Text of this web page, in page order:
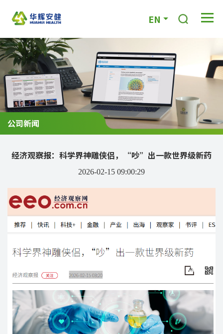
EN
公司新闻
经济观察报：科学界神雕侠侣，“吵”出一款世界级新药
2026-02-15 09:00:29